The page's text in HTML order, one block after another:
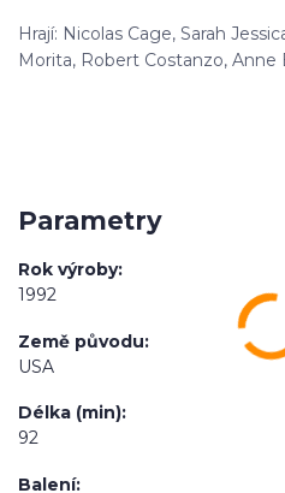
Hrají: Nicolas Cage, Sarah
Morita, Robert Costanzo, Anne
Parametry
Rok výroby
1992
Země původu
USA
Délka (min)
92
Balení